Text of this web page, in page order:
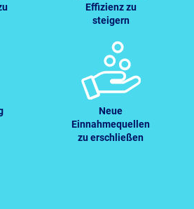
Effizienz zu
steigern
Neue
Einnahmequellen
zu erschließen